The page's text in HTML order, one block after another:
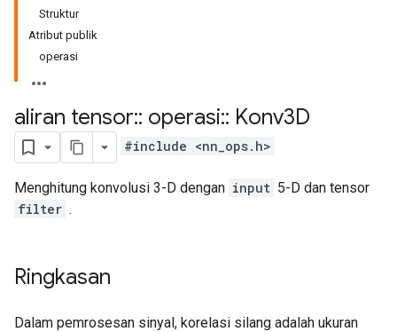
Struktur
Atribut publik
operasi
aliran tensor:: operasi:: Konv3D
#include <nn_ops.h>
Menghitung konvolusi 3-D dengan input 5-D dan tensor
filter .
Ringkasan
Dalam pemrosesan sinyal, korelasi silang adalah ukuran